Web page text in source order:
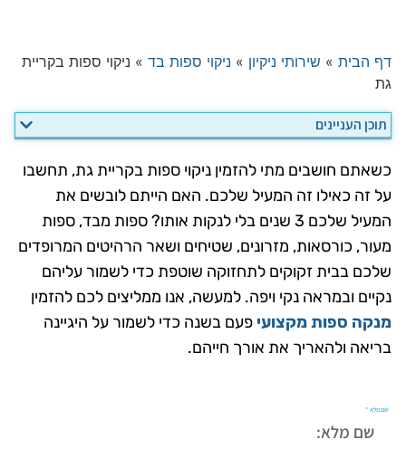
דף הבית » שירותי ניקיון » ניקוי ספות בד » ניקוי ספות בקריית
גת
תוכן העניינים
כשאתם חושבים מתי להזמין ניקוי ספות בקריית גת, תחשבו
על זה כאילו זה המעיל שלכם. האם הייתם לובשים את
המעיל שלכם 3 שנים בלי לנקות אותו? ספות מבד, ספות
מעור, כורסאות, מזרונים, שטיחים ושאר הרהיטים המרופדים
שלכם בבית זקוקים לתחזוקה שוטפת כדי לשמור עליהם
נקיים ובמראה נקי ויפה. למעשה, אנו ממליצים לכם להזמין
מנקה ספות מקצועי פעם בשנה כדי לשמור על היגיינה
בריאה ולהאריך את אורך חייהם.
שם מלא